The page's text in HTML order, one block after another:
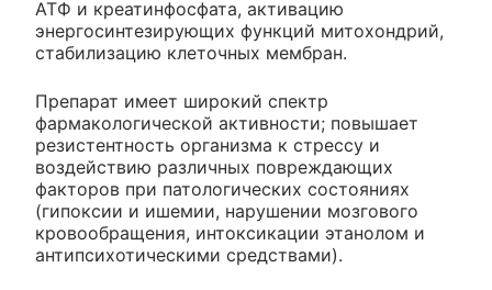
АТФ и креатинфосфата, активацию
энергосинтезирующих функций митохондрий,
стабилизацию клеточных мембран.
Препарат имеет широкий спектр
фармакологической активности; повышает
резистентность организма к стрессу и
воздействию различных повреждающих
факторов при патологических состояниях
(гипоксии и ишемии, нарушении мозгового
кровообращения, интоксикации этанолом и
антипсихотическими средствами).